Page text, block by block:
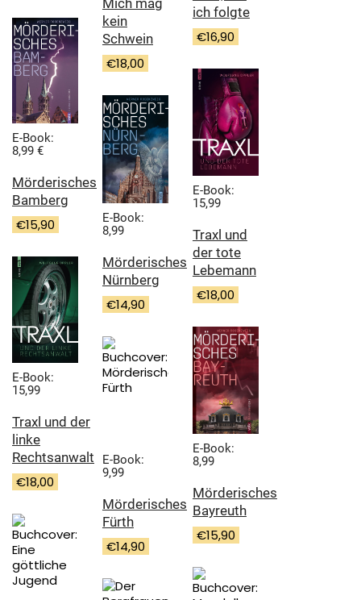
ich folgte
€16,90
kein
Schwein
€18,00
E-Book:
8,99 €
Mörderisches
Bamberg
€15,90
E-Book:
15,99
Traxl und
der tote
Lebemann
€18,00
E-Book:
8,99
Mörderisches
Nürnberg
€14,90
E-Book:
15,99
Traxl und der
linke
Rechtsanwalt
€18,00
E-Book:
8,99
Mörderisches
Bayreuth
€15,90
E-Book:
9,99
Mörderisches
Fürth
€14,90